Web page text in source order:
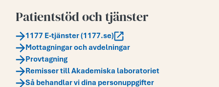
Patientstöd och tjänster
1177 E-tjänster (1177.se)
Mottagningar och avdelningar
Provtagning
Remisser till Akademiska laboratoriet
Så behandlar vi dina personuppgifter